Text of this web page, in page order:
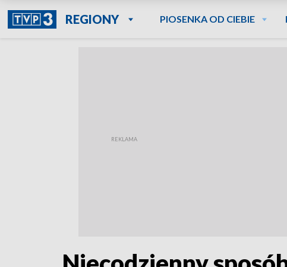
REGIONY PIOSENKA OD CIEBIE